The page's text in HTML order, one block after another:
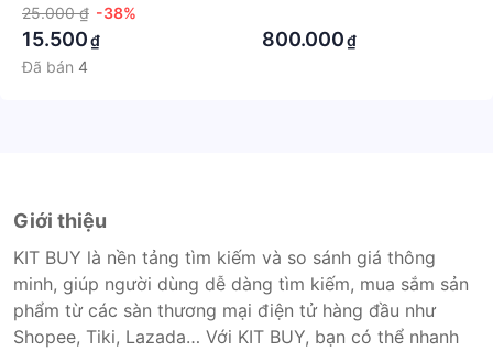
25.000 ₫ -38%
15.500₫
Đã bán 4
800.000₫
Giới thiệu
KIT BUY là nền tảng tìm kiếm và so sánh giá thông
minh, giúp người dùng dễ dàng tìm kiếm, mua sắm sản
phẩm từ các sàn thương mại điện tử hàng đầu như
Shopee, Tiki, Lazada… Với KIT BUY, bạn có thể nhanh